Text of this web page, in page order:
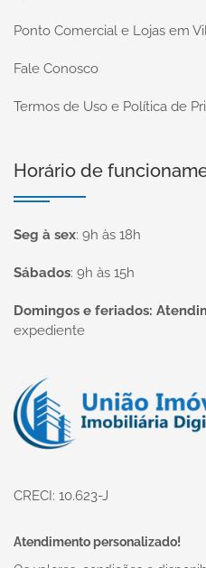
Ponto Comercial e Lojas em
Fale Conosco
Termos de Uso e Política de
Horário de
Seg à sex: 9h às 18h
Sábados: 9h às 15h
Domingos e feriados:
expediente
Página inicial
CRECI: 10.623-J
Atendimento personalizado!